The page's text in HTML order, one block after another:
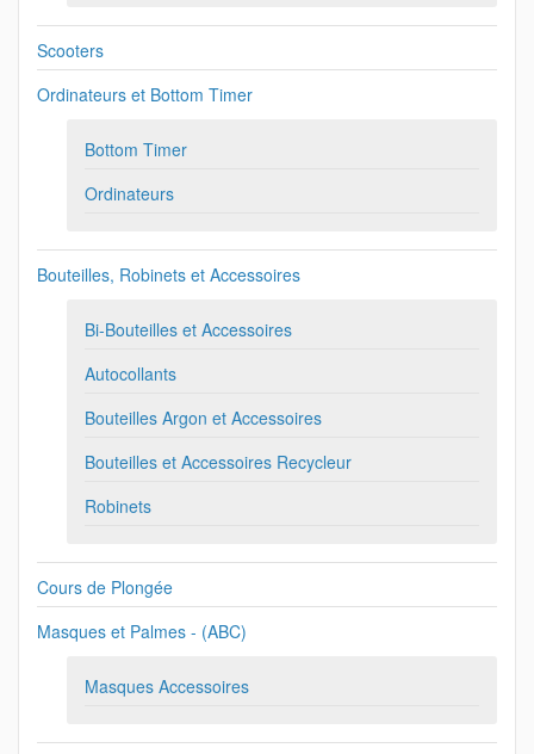
Scooters
Ordinateurs et Bottom Timer
Bottom Timer
Ordinateurs
Bouteilles, Robinets et Accessoires
Bi-Bouteilles et Accessoires
Autocollants
Bouteilles Argon et Accessoires
Bouteilles et Accessoires Recycleur
Robinets
Cours de Plongée
Masques et Palmes - (ABC)
Masques Accessoires